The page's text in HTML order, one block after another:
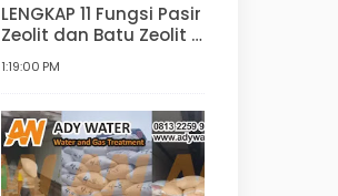
LENGKAP 11 Fungsi Pasir
Zeolit dan Batu Zeolit |
Kegunaan Zeolit untuk
Hortikultur, dan lain-
lain
1:19:00 PM